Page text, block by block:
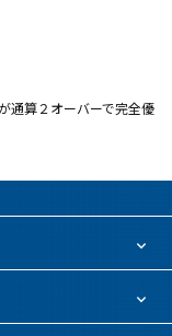
通算２オーバーで完全優